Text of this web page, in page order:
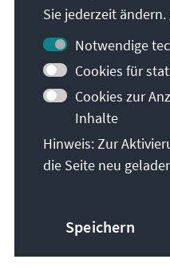
Christen in Israel
Sie jederzeit ändern.
Notwendige
Cookies für
Cookies zur
Inhalte
Hinweis: Zur
die Seite neu
Speichern